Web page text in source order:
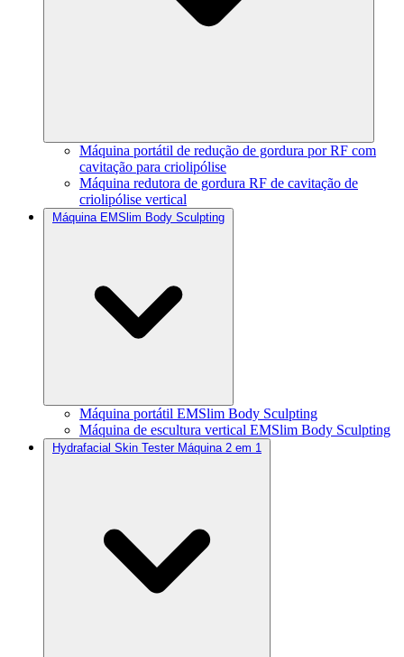
Máquina portátil de redução de gordura por RF com
cavitação para criolipólise
Máquina redutora de gordura RF de cavitação de
criolipólise vertical
Máquina EMSlim Body Sculpting
Máquina portátil EMSlim Body Sculpting
Máquina de escultura vertical EMSlim Body Sculpting
Hydrafacial Skin Tester Máquina 2 em 1